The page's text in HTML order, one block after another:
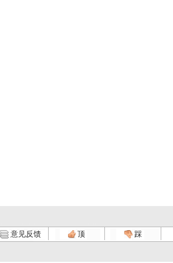
意见反馈 顶 踩